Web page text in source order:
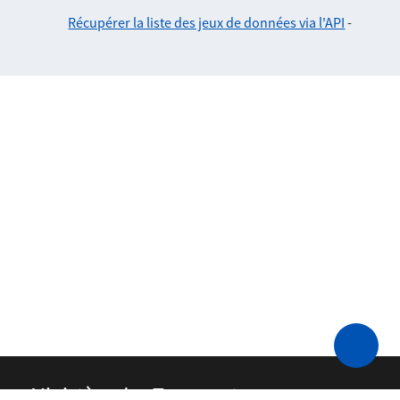
Récupérer la liste des jeux de données via l'API -